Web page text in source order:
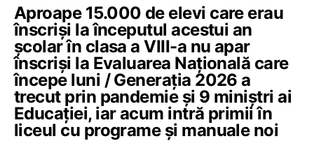
Aproape 15.000 de elevi care erau
înscriși la începutul acestui an
școlar în clasa a VIII-a nu apar
înscriși la Evaluarea Națională care
începe luni / Generația 2026 a
trecut prin pandemie și 9 miniștri ai
Educației, iar acum intră primii în
liceul cu programe și manuale noi